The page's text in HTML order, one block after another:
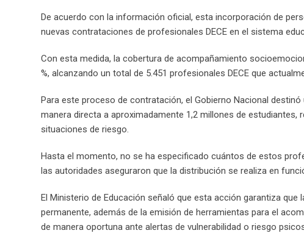
De acuerdo con la información oficial, esta incorporación de
nuevas contrataciones de profesionales DECE en el sistema
Con esta medida, la cobertura de acompañamiento
%, alcanzando un total de 5.451 profesionales DECE que
Para este proceso de contratación, el Gobierno Nacional
manera directa a aproximadamente 1,2 millones de
situaciones de riesgo.
Hasta el momento, no se ha especificado cuántos de estos
las autoridades aseguraron que la distribución se realiza en
El Ministerio de Educación señaló que esta acción garantiza
permanente, además de la emisión de herramientas para el
de manera oportuna ante alertas de vulnerabilidad o riesgo